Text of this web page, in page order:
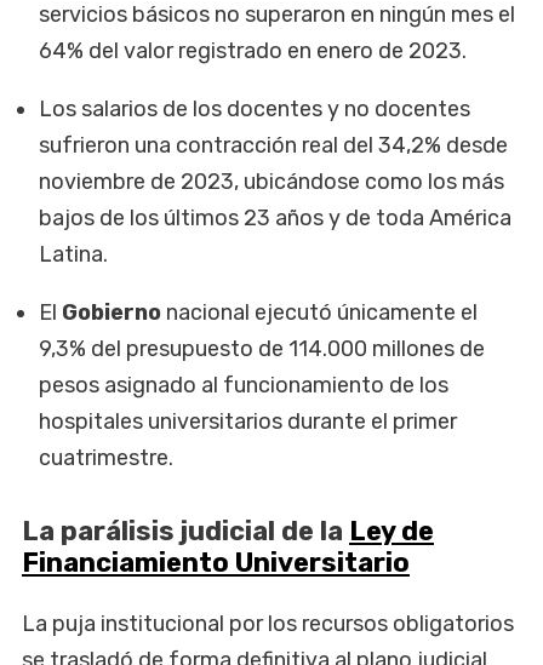
servicios básicos no superaron en ningún mes el
64% del valor registrado en enero de 2023.
Los salarios de los docentes y no docentes
sufrieron una contracción real del 34,2% desde
noviembre de 2023, ubicándose como los más
bajos de los últimos 23 años y de toda América
Latina.
El Gobierno nacional ejecutó únicamente el
9,3% del presupuesto de 114.000 millones de
pesos asignado al funcionamiento de los
hospitales universitarios durante el primer
cuatrimestre.
La parálisis judicial de la Ley de
Financiamiento Universitario
La puja institucional por los recursos obligatorios